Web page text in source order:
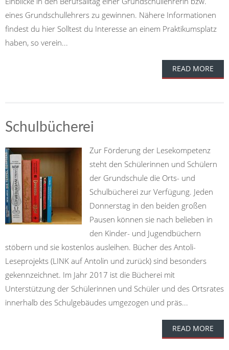
eines Grundschullehrers zu gewinnen. Nähere Informationen
findest du hier Solltest du Interesse an einem Praktikumsplatz
haben, so verein...
READ MORE
Schulbücherei
Zur Förderung der Lesekompetenz
steht den Schülerinnen und Schülern
der Grundschule die Orts- und
Schulbücherei zur Verfügung. Jeden
Donnerstag in den beiden großen
Pausen können sie nach belieben in
den Kinder- und Jugendbüchern
stöbern und sie kostenlos ausleihen. Bücher des Antoli-
Leseprojekts (LINK auf Antolin und zurück) sind besonders
gekennzeichnet. Im Jahr 2017 ist die Bücherei mit
Unterstützung der Schülerinnen und Schüler und des Ortsrates
innerhalb des Schulgebäudes umgezogen und präs...
READ MORE